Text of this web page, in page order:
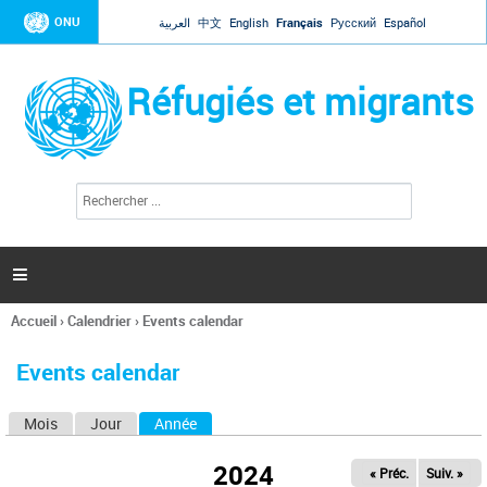
Jump to navigation
ONU العربية 中文 English Français Русский Español
Réfugiés et migrants
l
c
h
e

Vous
ici
Accueil›Calendrier› Events calendar
Events calendar
Mois Jour Année
2024 « Préc. Suiv. »